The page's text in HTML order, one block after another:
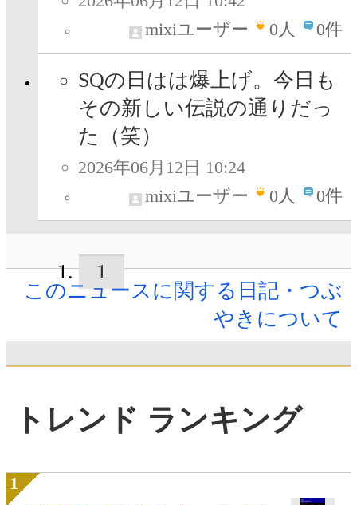
mixiユーザー
0人 0件
SQの日はは爆上げ。今日も
その新しい伝説の通りだっ
た（笑）
2026年06月12日 10:24
mixiユーザー
0人 0件
1
このニュースに関する日記・つぶ
やきについて
トレンド ランキング